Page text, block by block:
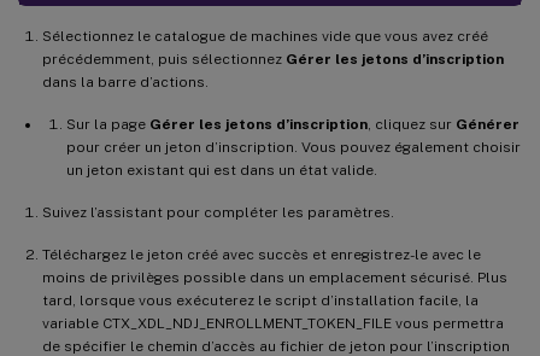
Sélectionnez le catalogue de machines vide que vous avez créé
précédemment, puis sélectionnez Gérer les jetons d’inscription
dans la barre d’actions.
Sur la page Gérer les jetons d’inscription , cliquez sur Générer
pour créer un jeton d’inscription. Vous pouvez également choisir
un jeton existant qui est dans un état valide.
Suivez l’assistant pour compléter les paramètres.
Téléchargez le jeton créé avec succès et enregistrez-le avec le
moins de privilèges possible dans un emplacement sécurisé. Plus
tard, lorsque vous exécuterez le script d’installation facile, la
variable CTX_XDL_NDJ_ENROLLMENT_TOKEN_FILE vous permettra
de spécifier le chemin d’accès au fichier de jeton pour l’inscription